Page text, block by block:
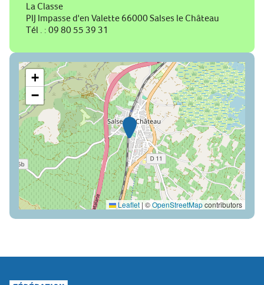
La Classe
PIJ Impasse d'en Valette 66000 Salses le Château
Tél . : 09 80 55 39 31
+
−
Leaflet |©OpenStreetMapcontributors